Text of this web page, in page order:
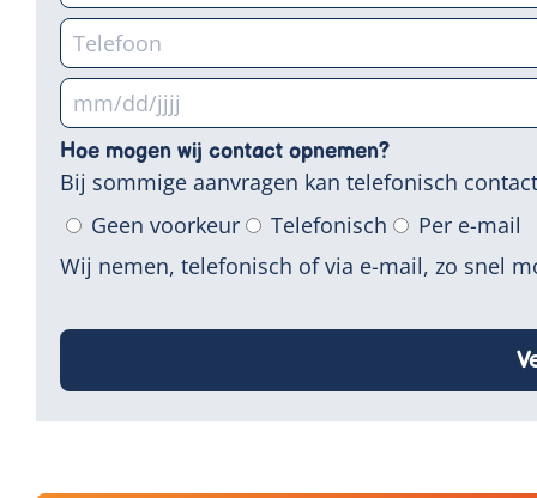
MM
slash
DD
JJJJ
Hoe mogen wij contact opnemen?
Bij sommige aanvragen kan telefonisch
Geen voorkeur
Telefonisch
Per e-mail
Wij nemen, telefonisch of via e-mail, zo snel